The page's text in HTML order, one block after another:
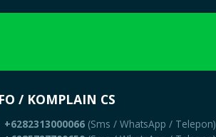
/ KOMPLAIN CS
+6282313000066(Sms / WhatsApp / Telepon)